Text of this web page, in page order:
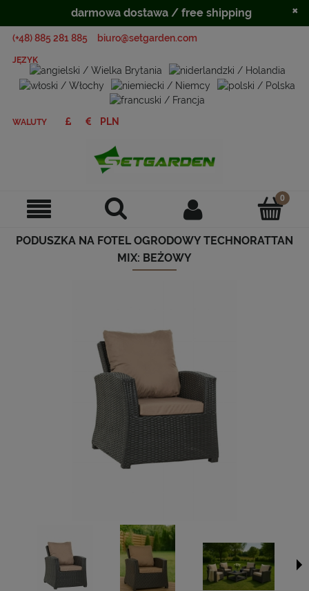
(+48) 885 281 885 biuro@setgarden.com
JĘZYK
WALUTY
PODUSZKA NA FOTEL OGRODOWY TECHNORATTAN
MIX: BEŻOWY
darmowa dostawa / free shipping ×